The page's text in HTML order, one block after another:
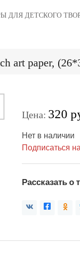
ДЛЯ ДЕТСКОГО
art paper,
Цена: 320
Нет в наличии
Подписаться
Рассказать о